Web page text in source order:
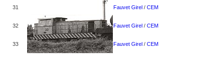
31 Fauvet Girel / CEM
32 Fauvet Girel / CEM
33 Fauvet Girel / CEM